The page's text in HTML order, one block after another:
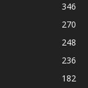
346
270
248
236
182